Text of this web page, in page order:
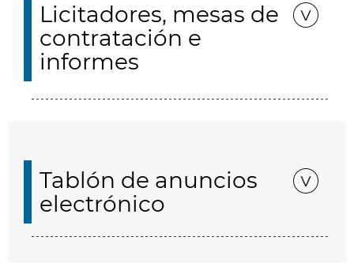
Licitadores, mesas de
contratación e
informes
Tablón de anuncios
electrónico